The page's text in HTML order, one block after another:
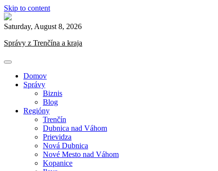
Skip to content
Saturday, August 8, 2026
Správy z Trenčína a kraja
Domov
Správy
Biznis
Blog
Regióny
Trenčín
Dubnica nad Váhom
Prievidza
Nová Dubnica
Nové Mesto nad Váhom
Kopanice